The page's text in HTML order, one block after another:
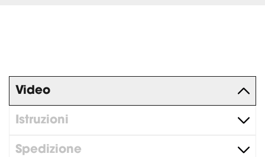
Video
Istruzioni
Spedizione